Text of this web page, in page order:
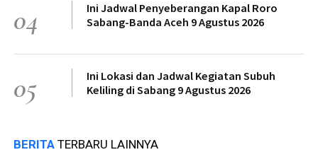
04
Ini Jadwal Penyeberangan Kapal Roro
Sabang-Banda Aceh 9 Agustus 2026
05
Ini Lokasi dan Jadwal Kegiatan Subuh
Keliling di Sabang 9 Agustus 2026
BERITA TERBARU LAINNYA